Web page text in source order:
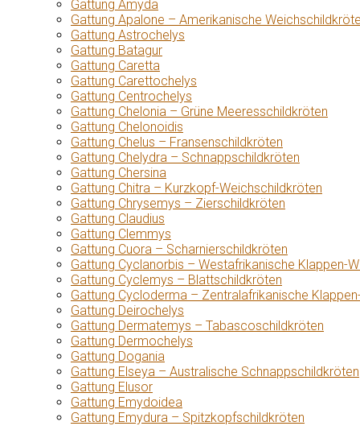
Gattung Amyda
Gattung Apalone – Amerikanische
Gattung Astrochelys
Gattung Batagur
Gattung Caretta
Gattung Carettochelys
Gattung Centrochelys
Gattung Chelonia – Grüne Meeresschildkröten
Gattung Chelonoidis
Gattung Chelus – Fransenschildkröten
Gattung Chelydra – Schnappschildkröten
Gattung Chersina
Gattung Chitra – Kurzkopf-Weichschildkröten
Gattung Chrysemys – Zierschildkröten
Gattung Claudius
Gattung Clemmys
Gattung Cuora – Scharnierschildkröten
Gattung Cyclanorbis – Westafrikanische Klappen-
Gattung Cyclemys – Blattschildkröten
Gattung Cycloderma – Zentralafrikanische
Gattung Deirochelys
Gattung Dermatemys – Tabascoschildkröten
Gattung Dermochelys
Gattung Dogania
Gattung Elseya – Australische Schnappschildkröten
Gattung Elusor
Gattung Emydoidea
Gattung Emydura – Spitzkopfschildkröten